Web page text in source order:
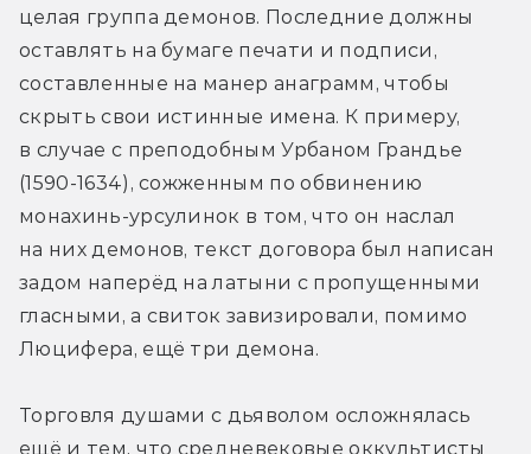
целая группа демонов. Последние должны
оставлять на бумаге печати и подписи,
составленные на манер анаграмм, чтобы
скрыть свои истинные имена. К примеру,
в случае с преподобным Урбаном Грандье
(1590-1634), сожженным по обвинению
монахинь-урсулинок в том, что он наслал
на них демонов, текст договора был написан
задом наперёд на латыни с пропущенными
гласными, а свиток завизировали, помимо
Люцифера, ещё три демона.
Торговля душами с дьяволом осложнялась
ещё и тем, что средневековые оккультисты